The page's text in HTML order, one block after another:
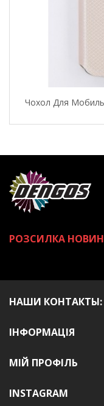
Чохол Для
РОЗСИЛКА НОВИН
НАШИ КОНТАКТЫ:
ІНФОРМАЦІЯ
МІЙ ПРОФІЛЬ
INSTAGRAM